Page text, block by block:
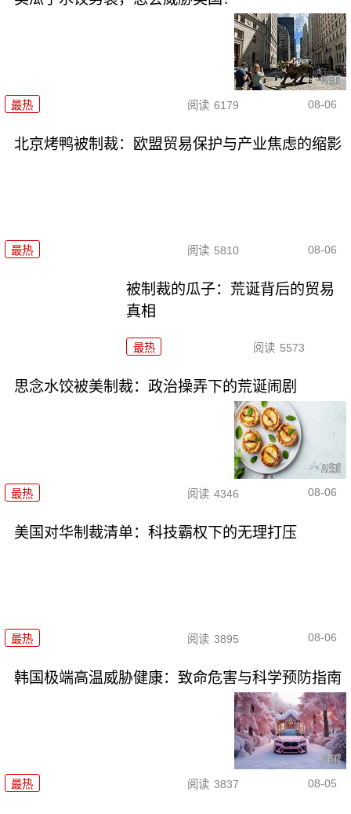
最热 阅读 6179 08-06
北京烤鸭被制裁：欧盟贸易保护与产业焦虑的缩影
最热 阅读 5810 08-06
被制裁的瓜子：荒诞背后的贸易
真相
最热 阅读 5573
思念水饺被美制裁：政治操弄下的荒诞闹剧
最热 阅读 4346 08-06
美国对华制裁清单：科技霸权下的无理打压
最热 阅读 3895 08-06
韩国极端高温威胁健康：致命危害与科学预防指南
最热 阅读 3837 08-05